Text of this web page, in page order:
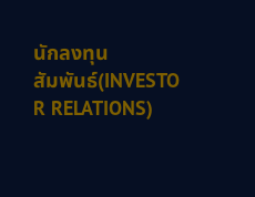
นักลงทุน
สัมพันธ์(INVESTO
R RELATIONS)